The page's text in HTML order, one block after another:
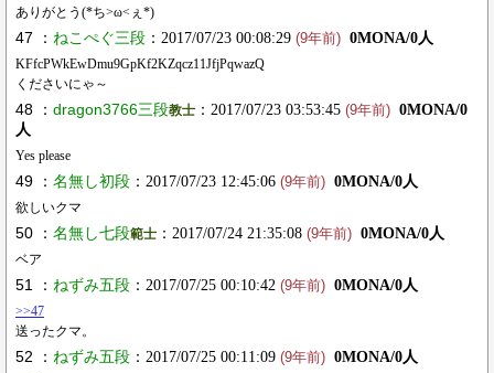
ありがとう(*ち>ω<ぇ*)
47 ： ねこぺぐ三段 ：2017/07/23 00:08:29 (9年前) 0MONA/0人
KFfcPWkEwDmu9GpKf2KZqcz11JfjPqwazQ
くださいにゃ～
48 ： dragon3766三段教士 ：2017/07/23 03:53:45 (9年前) 0MONA/0
人
Yes please
49 ： 名無し初段 ：2017/07/23 12:45:06 (9年前) 0MONA/0人
欲しいクマ
50 ： 名無し七段範士 ：2017/07/24 21:35:08 (9年前) 0MONA/0人
ベア
51 ： ねずみ五段 ：2017/07/25 00:10:42 (9年前) 0MONA/0人
>>47
送ったクマ。
52 ： ねずみ五段 ：2017/07/25 00:11:09 (9年前) 0MONA/0人